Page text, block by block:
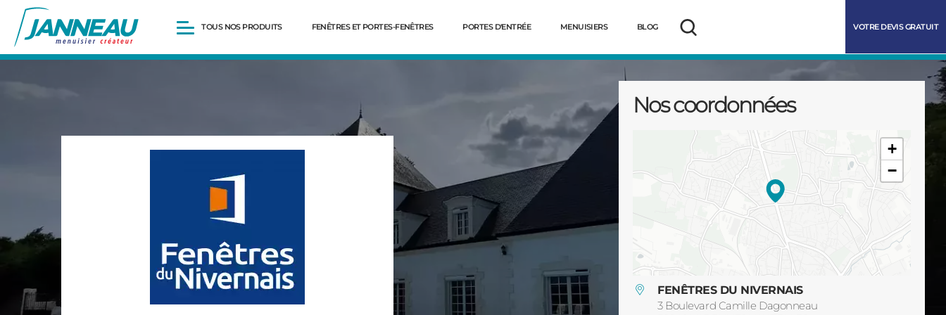
TOUS NOS PRODUITS FENÊTRES ET PORTES-FENÊTRES PORTES D'ENTRÉE MENUISIERS BLOG
Rechercher
VOTRE DEVIS GRATUIT
Nos coordonnées
+
−
FENÊTRES DU NIVERNAIS
3 Boulevard Camille Dagonneau